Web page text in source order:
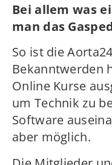
Bei allem was
man das
So ist die
Bekanntwerden
Online Kurse
um Technik zu
Software
aber möglich.